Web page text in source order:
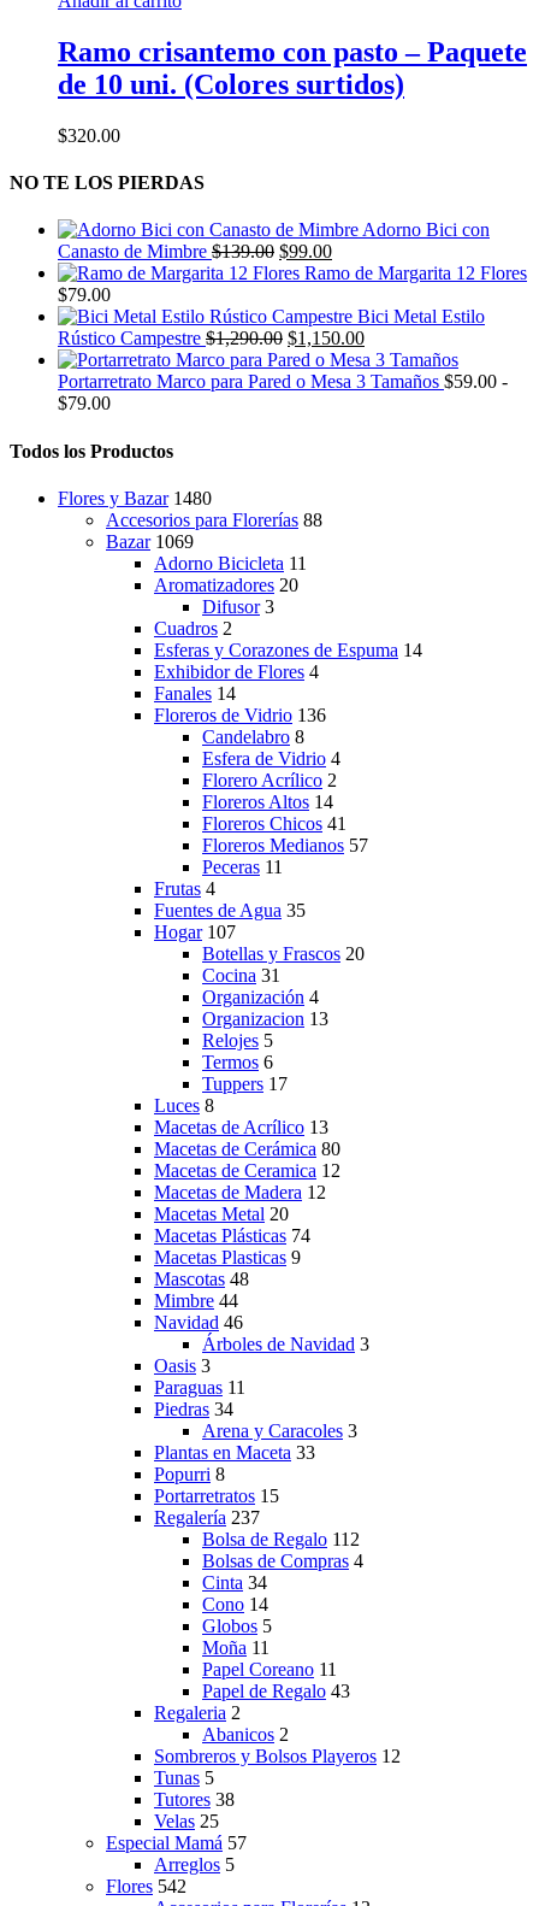
Ramo crisantemo con pasto – Paquete
de 10 uni. (Colores surtidos)
$320.00
NO TE LOS PIERDAS
Adorno Bici con
Canasto de Mimbre $139.00 El
precio
era:
$139.00.
$99.00El
precio
es:
$99.00.
Ramo de Margarita 12 Flores
$79.00
Bici Metal Estilo
Rústico Campestre $1,290.00 El
precio
original
$1,150.00El
precio
actual
Portarretrato Marco para Pared o Mesa 3 Tamaños $59.00 -
$79.00Rango
precios:
$59.00
hasta
$79.00
Todos los Productos
Flores y Bazar 1480
Accesorios para Florerías 88
Bazar 1069
Adorno Bicicleta 11
Aromatizadores 20
Difusor 3
Cuadros 2
Esferas y Corazones de Espuma 14
Exhibidor de Flores 4
Fanales 14
Floreros de Vidrio 136
Candelabro 8
Esfera de Vidrio 4
Florero Acrílico 2
Floreros Altos 14
Floreros Chicos 41
Floreros Medianos 57
Peceras 11
Frutas 4
Fuentes de Agua 35
Hogar 107
Botellas y Frascos 20
Cocina 31
Organización 4
Organizacion 13
Relojes 5
Termos 6
Tuppers 17
Luces 8
Macetas de Acrílico 13
Macetas de Cerámica 80
Macetas de Ceramica 12
Macetas de Madera 12
Macetas Metal 20
Macetas Plásticas 74
Macetas Plasticas 9
Mascotas 48
Mimbre 44
Navidad 46
Árboles de Navidad 3
Oasis 3
Paraguas 11
Piedras 34
Arena y Caracoles 3
Plantas en Maceta 33
Popurri 8
Portarretratos 15
Regalería 237
Bolsa de Regalo 112
Bolsas de Compras 4
Cinta 34
Cono 14
Globos 5
Moña 11
Papel Coreano 11
Papel de Regalo 43
Regaleria 2
Abanicos 2
Sombreros y Bolsos Playeros 12
Tunas 5
Tutores 38
Velas 25
Especial Mamá 57
Arreglos 5
Flores 542